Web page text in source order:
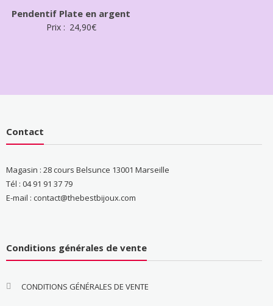
Pendentif Plate en argent
Prix : 24,90€
Contact
Magasin : 28 cours Belsunce 13001 Marseille
Tél : 04 91 91 37 79
E-mail : contact@thebestbijoux.com
Conditions générales de vente
CONDITIONS GÉNÉRALES DE VENTE